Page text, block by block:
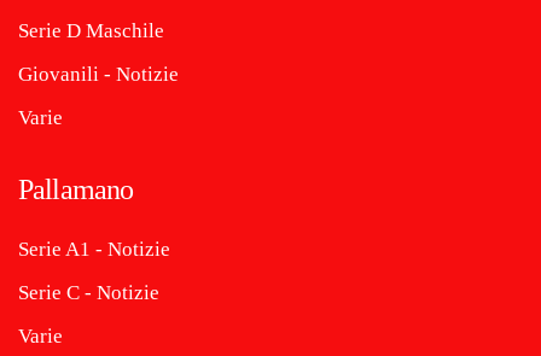
Serie D Maschile
Giovanili - Notizie
Varie
Pallamano
Serie A1 - Notizie
Serie C - Notizie
Varie